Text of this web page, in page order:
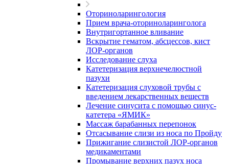
Оториноларингология
Прием врача-оториноларинголога
Внутригортанное вливание
Вскрытие гематом, абсцессов, кист
ЛОР-органов
Исследование слуха
Катетеризация верхнечелюстной
пазухи
Катетеризация слуховой трубы с
введением лекарственных веществ
Лечение синусита с помощью синус-
катетера «ЯМИК»
Массаж барабанных перепонок
Отсасывание слизи из носа по Пройду
Прижигание слизистой ЛОР-органов
медикаментами
Промывание верхних пазух носа